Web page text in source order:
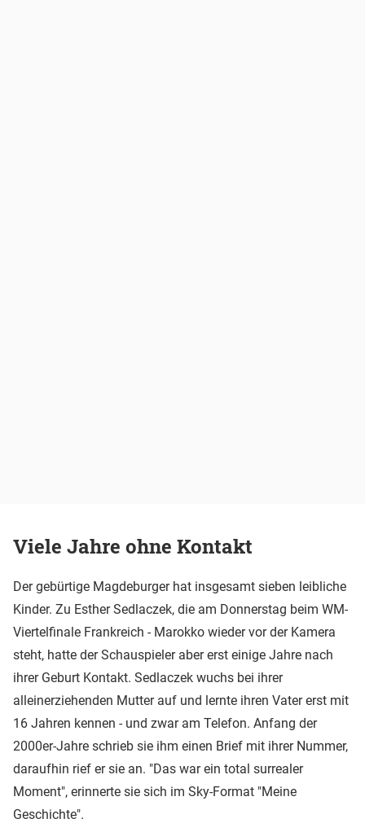
Viele Jahre ohne Kontakt
Der gebürtige Magdeburger hat insgesamt sieben leibliche
Kinder. Zu Esther Sedlaczek, die am Donnerstag beim WM-
Viertelfinale Frankreich - Marokko wieder vor der Kamera
steht, hatte der Schauspieler aber erst einige Jahre nach
ihrer Geburt Kontakt. Sedlaczek wuchs bei ihrer
alleinerziehenden Mutter auf und lernte ihren Vater erst mit
16 Jahren kennen - und zwar am Telefon. Anfang der
2000er-Jahre schrieb sie ihm einen Brief mit ihrer Nummer,
daraufhin rief er sie an. "Das war ein total surrealer
Moment", erinnerte sie sich im Sky-Format "Meine
Geschichte".